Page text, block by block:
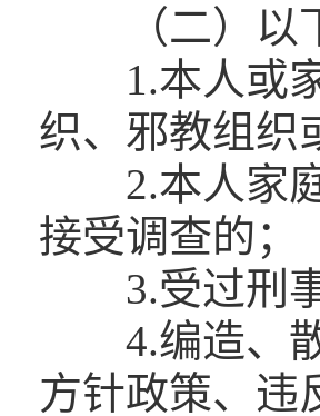
（二）以下
1.本人或家
织、邪教组织
2.本人家庭
接受调查的；
3.受过刑事
4.编造、散
方针政策、违